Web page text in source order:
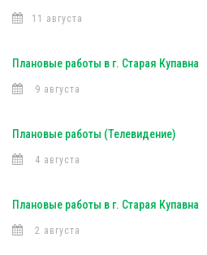
11 августа
Плановые работы в г. Старая Купавна
9 августа
Плановые работы (Телевидение)
4 августа
Плановые работы в г. Старая Купавна
2 августа